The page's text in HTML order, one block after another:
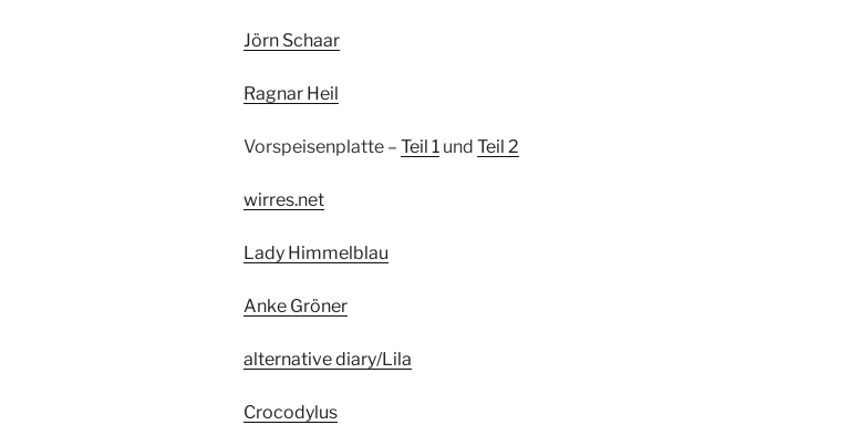
Jörn Schaar
Ragnar Heil
Vorspeisenplatte – Teil 1 und Teil 2
wirres.net
Lady Himmelblau
Anke Gröner
alternative diary/Lila
Crocodylus